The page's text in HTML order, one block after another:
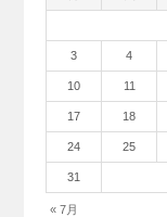
« 7月
3 4
10 11
17 18
24 25
31